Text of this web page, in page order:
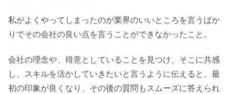
私がよくやってしまったのが業界のいいところを言うばか
りでその会社の良い点を言うことができなかったこと。
会社の理念や、得意としていることを見つけ、そこに共感
し、スキルを活かしていきたいと言うように伝えると、最
初の印象が良くなり、その後の質問もスムーズに答えられ